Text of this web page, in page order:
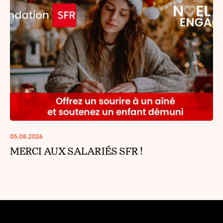
05.08.2026
MERCI AUX SALARIÉS SFR !